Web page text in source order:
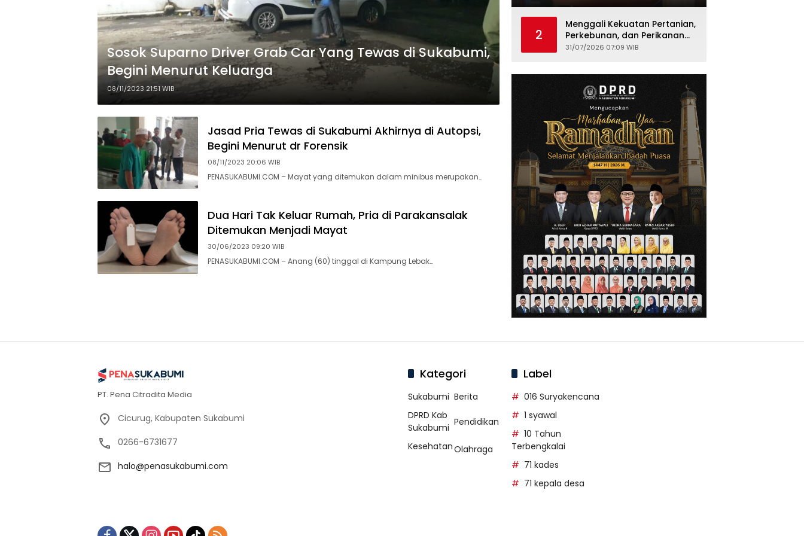
Sosok Suparno Driver Grab Car Yang Tewas di Sukabumi,
Begini Menurut Keluarga
08/11/2023 21:51 WIB
Jasad Pria Tewas di Sukabumi Akhirnya di Autopsi,
Begini Menurut dr Forensik
08/11/2023 20:06 WIB
PENASUKABUMI.COM – Mayat yang ditemukan dalam minibus merupakan…
Dua Hari Tak Keluar Rumah, Pria di Parakansalak
Ditemukan Menjadi Mayat
30/06/2023 09:20 WIB
PENASUKABUMI.COM – Anang (60) tinggal di Kampung Lebak…
Kepariwisataan
2
Menggali Kekuatan Pertanian,
Perkebunan, dan Perikanan
Warungkiara
31/07/2026 07:09 WIB
PT. Pena Citradita Media
Cicurug, Kabupaten Sukabumi
0266-6731677
halo@penasukabumi.com
Kategori
Sukabumi Berita
DPRD Kab
Sukabumi
Pendidikan
KesehatanOlahraga
Label
016 Suryakencana
1 syawal
10 Tahun
Terbengkalai
71 kades
71 kepala desa